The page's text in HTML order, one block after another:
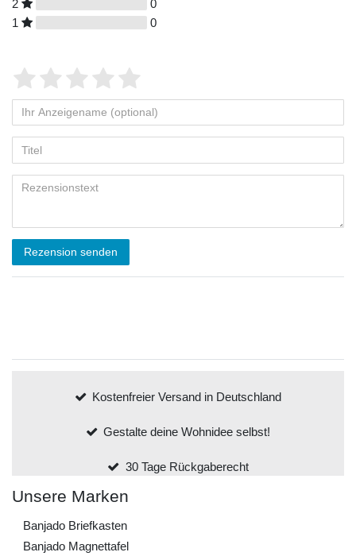
2
0
1
0
Rezension senden
Kostenfreier Versand in Deutschland
Gestalte deine Wohnidee selbst!
30 Tage Rückgaberecht
Unsere Marken
Banjado Briefkasten
Banjado Magnettafel